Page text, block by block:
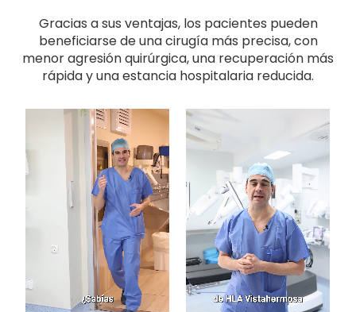
Gracias a sus ventajas, los pacientes pueden
beneficiarse de una cirugía más precisa, con
menor agresión quirúrgica, una recuperación más
rápida y una estancia hospitalaria reducida.